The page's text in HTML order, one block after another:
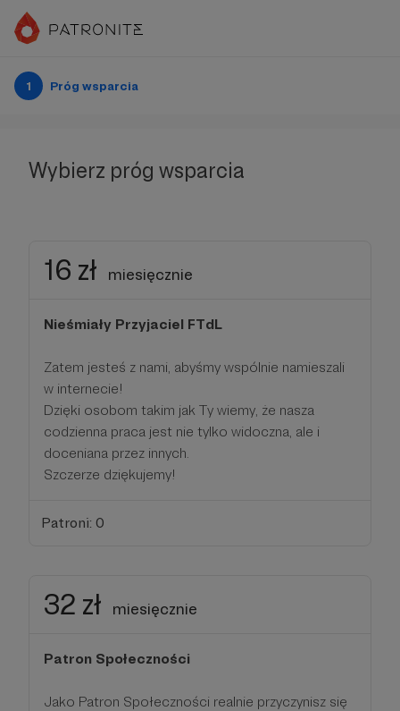
1 Próg wsparcia
Wybierz próg wsparcia
16 zł miesięcznie
Nieśmiały Przyjaciel FTdL
Zatem jesteś z nami, abyśmy wspólnie namieszali
w internecie!
Dzięki osobom takim jak Ty wiemy, że nasza
codzienna praca jest nie tylko widoczna, ale i
doceniana przez innych.
Szczerze dziękujemy!
Patroni: 0
32 zł miesięcznie
Patron Społeczności
Jako Patron Społeczności realnie przyczynisz się